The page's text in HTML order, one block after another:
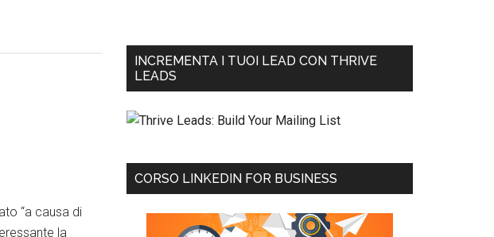
“a causa di
la
INCREMENTA I TUOI LEAD CON THRIVE
LEADS
CORSO LINKEDIN FOR BUSINESS